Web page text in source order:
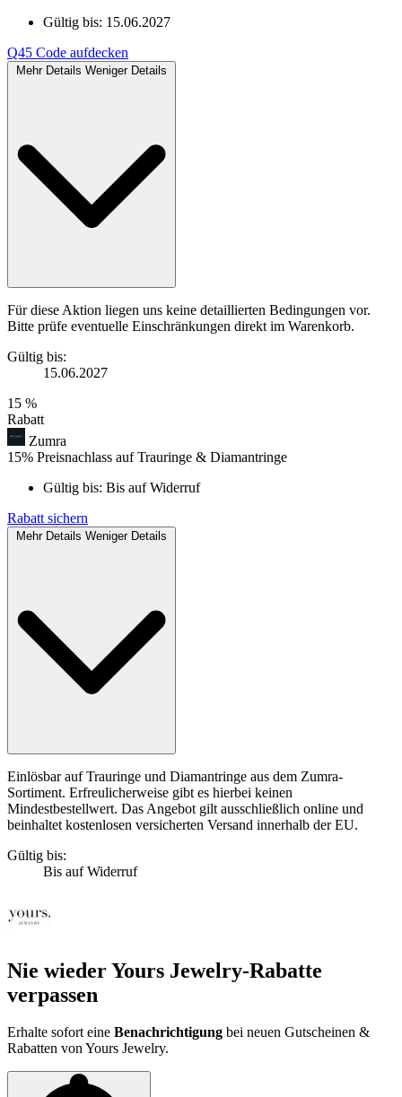
Gültig bis: 15.06.2027
Q45 Code aufdecken
Mehr Details Weniger Details
Für diese Aktion liegen uns keine detaillierten Bedingungen vor.
Bitte prüfe eventuelle Einschränkungen direkt im Warenkorb.
Gültig bis:
15.06.2027
15 %
Rabatt
Zumra
15% Preisnachlass auf Trauringe & Diamantringe
Gültig bis: Bis auf Widerruf
Rabatt sichern
Mehr Details Weniger Details
Einlösbar auf Trauringe und Diamantringe aus dem Zumra-
Sortiment. Erfreulicherweise gibt es hierbei keinen
Mindestbestellwert. Das Angebot gilt ausschließlich online und
beinhaltet kostenlosen versicherten Versand innerhalb der EU.
Gültig bis:
Bis auf Widerruf
Nie wieder Yours Jewelry-Rabatte
verpassen
Erhalte sofort eine Benachrichtigung bei neuen Gutscheinen &
Rabatten von Yours Jewelry.